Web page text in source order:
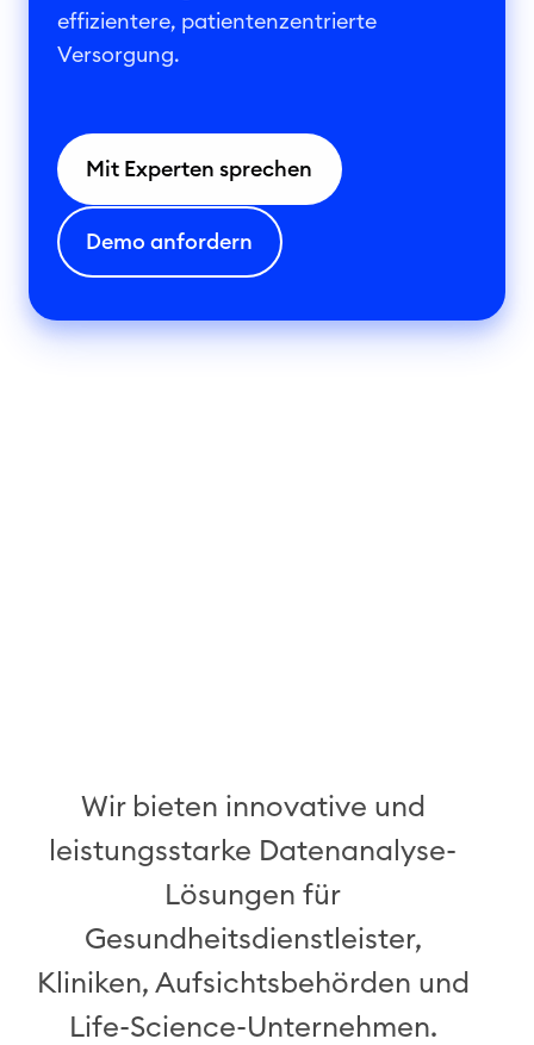
effizientere, patientenzentrierte
Versorgung.
Mit Experten sprechen
Demo anfordern
Wir bieten innovative und
leistungsstarke Datenanalyse-
Lösungen für
Gesundheitsdienstleister,
Kliniken, Aufsichtsbehörden und
Life-Science-Unternehmen.